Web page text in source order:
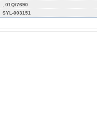
, 01Q/7690
SYL-003151